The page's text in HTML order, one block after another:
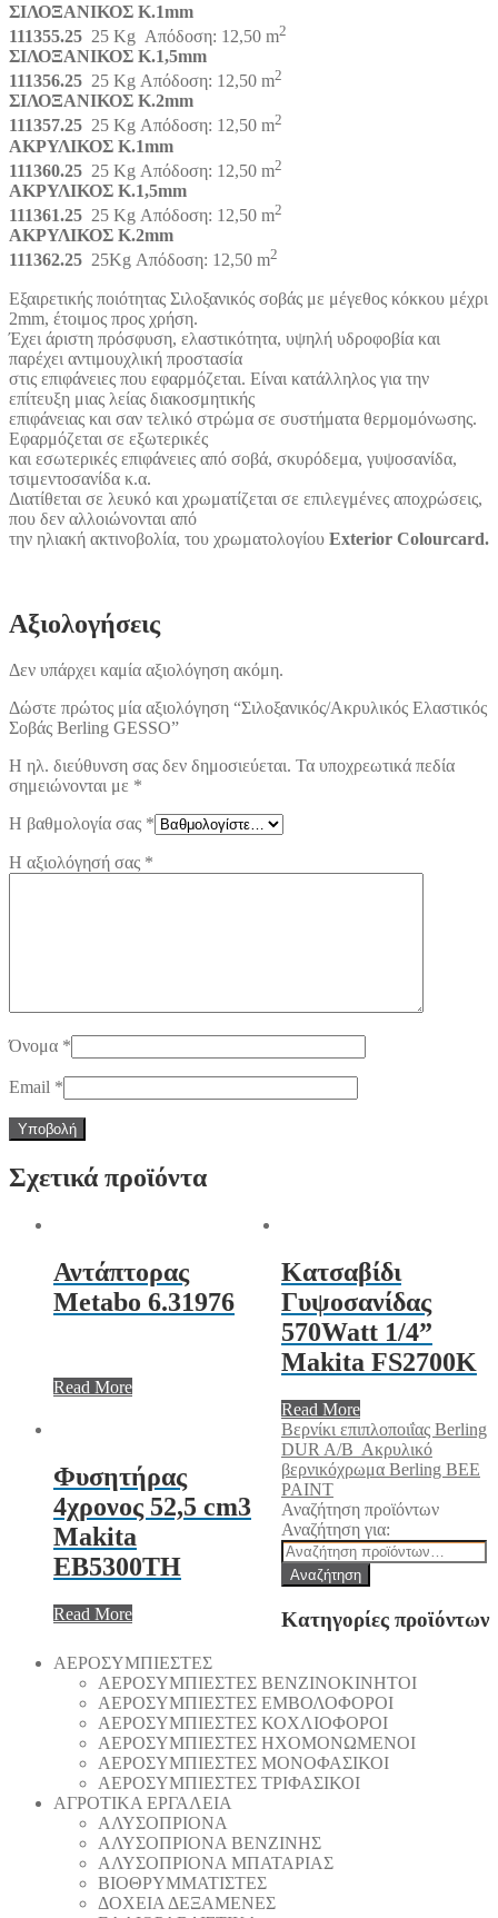
ΣΙΛΟΞΑΝΙΚΟΣ K.1mm
111355.25 25 Kg Απόδοση: 12,50 m2
ΣΙΛΟΞΑΝΙΚΟΣ K.1,5mm
111356.25 25 Kg Απόδοση: 12,50 m2
ΣΙΛΟΞΑΝΙΚΟΣ K.2mm
111357.25 25 Kg Απόδοση: 12,50 m2
ΑΚΡΥΛΙΚΟΣ K.1mm
111360.25 25 Kg Απόδοση: 12,50 m2
ΑΚΡΥΛΙΚΟΣ K.1,5mm
111361.25 25 Kg Απόδοση: 12,50 m2
ΑΚΡΥΛΙΚΟΣ K.2mm
111362.25 25Kg Απόδοση: 12,50 m2
Eξαιρετικής ποιότητας Σιλοξανικός σοβάς με μέγεθος κόκκου μέχρι
2mm, έτοιμος προς χρήση.
Έχει άριστη πρόσφυση, ελαστικότητα, υψηλή υδροφοβία και
παρέχει αντιμουχλική προστασία
στις επιφάνειες που εφαρμόζεται. Είναι κατάλληλος για την
επίτευξη μιας λείας διακοσμητικής
επιφάνειας και σαν τελικό στρώμα σε συστήματα θερμομόνωσης.
Εφαρμόζεται σε εξωτερικές
και εσωτερικές επιφάνειες από σοβά, σκυρόδεμα, γυψοσανίδα,
τσιμεντοσανίδα κ.α.
Διατίθεται σε λευκό και χρωματίζεται σε επιλεγμένες αποχρώσεις,
που δεν αλλοιώνονται από
την ηλιακή ακτινοβολία, του χρωματολογίου Exterior Colourcard.
Αξιολογήσεις
Δεν υπάρχει καμία αξιολόγηση ακόμη.
Δώστε πρώτος μία αξιολόγηση “Σιλοξανικός/Ακρυλικός Ελαστικός
Σοβάς Berling GESSO”
Η ηλ. διεύθυνση σας δεν δημοσιεύεται. Τα υποχρεωτικά πεδία
σημειώνονται με *
Η βαθμολογία σας *
Η αξιολόγησή σας *
Όνομα *
Email *
Σχετικά προϊόντα
Αντάπτορας
Metabo 6.31976
Read More
Κατσαβίδι
Γυψοσανίδας
570Watt 1/4”
Makita FS2700K
Read More
Φυσητήρας
4χρονος 52,5 cm3
Makita
EB5300TH
Read More
Βερνίκι επιπλοποιΐας Berling
DUR A/Β Ακρυλικό
βερνικόχρωμα Berling BEE
PAINT
Αναζήτηση προϊόντων
Αναζήτηση για:
Αναζήτηση
Κατηγορίες προϊόντων
AEΡΟΣΥΜΠΙΕΣΤΕΣ
AEΡΟΣΥΜΠΙΕΣΤΕΣ ΒΕΝΖΙΝΟΚΙΝΗΤΟΙ
AEΡΟΣΥΜΠΙΕΣΤΕΣ ΕΜΒΟΛΟΦΟΡΟΙ
AEΡΟΣΥΜΠΙΕΣΤΕΣ ΚΟΧΛΙΟΦΟΡΟΙ
ΑΕΡΟΣΥΜΠΙΕΣΤΕΣ ΗΧΟΜΟΝΩΜΕΝΟΙ
ΑΕΡΟΣΥΜΠΙΕΣΤΕΣ ΜΟΝΟΦΑΣΙΚΟΙ
ΑΕΡΟΣΥΜΠΙΕΣΤΕΣ ΤΡΙΦΑΣΙΚΟΙ
ΑΓΡΟΤΙΚΑ ΕΡΓΑΛΕΙΑ
AΛΥΣΟΠΡΙΟΝΑ
AΛΥΣΟΠΡΙΟΝΑ ΒΕΝΖΙΝΗΣ
AΛΥΣΟΠΡΙΟΝΑ ΜΠΑΤΑΡΙΑΣ
ΒΙΟΘΡΥΜΜΑΤΙΣΤΕΣ
ΔΟΧΕΙΑ ΔΕΞΑΜΕΝΕΣ